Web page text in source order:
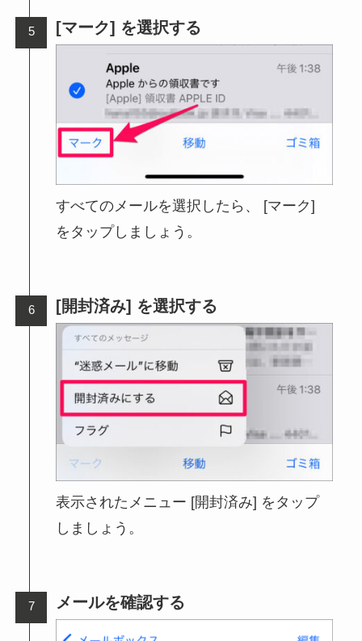
[マーク] を選択する
すべてのメールを選択したら、 [マーク]
をタップしましょう。
[開封済み] を選択する
表示されたメニュー [開封済み] をタップ
しましょう。
メールを確認する